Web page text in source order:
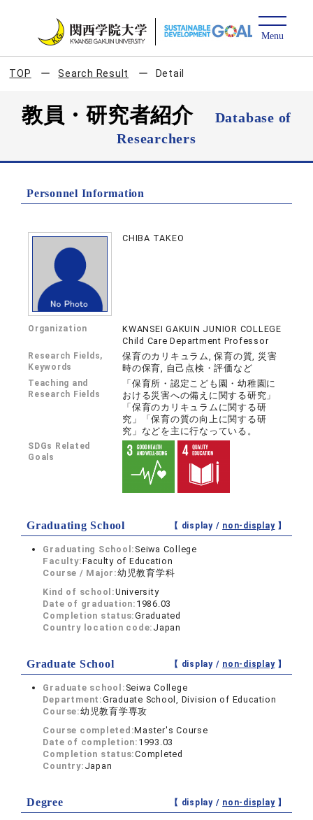
TOP Search Result Detail
教員・研究者紹介
Database of
Researchers
Personnel Information
CHIBA TAKEO
Organization
KWANSEI GAKUIN JUNIOR COLLEGE
Child Care Department Professor
Research Fields,
Keywords
保育のカリキュラム, 保育の質, 災害
時の保育, 自己点検・評価など
Teaching and
Research Fields
「保育所・認定こども園・幼稚園に
おける災害への備えに関する研究」
「保育のカリキュラムに関する研
究」「保育の質の向上に関する研
究」などを主に行なっている。
SDGs Related
Goals
Graduating School 【 display / non-display】
Graduating School: Seiwa College
Faculty:Faculty of Education
Course / Major:幼児教育学科
Kind of school:University
Date of graduation: 1986.03
Completion status:Graduated
Country location code: Japan
Graduate School 【 display / non-display】
Graduate school: Seiwa College
Department:Graduate School, Division of Education
Course:幼児教育学専攻
Course completed:Master's Course
Date of completion: 1993.03
Completion status:Completed
Country: Japan
Degree 【 display / non-display】